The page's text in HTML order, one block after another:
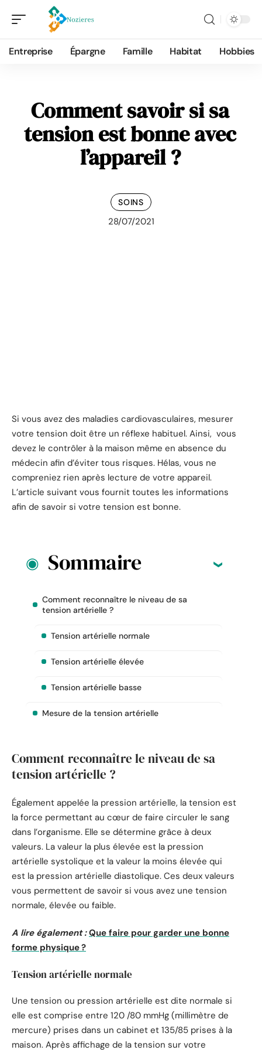
Entreprise Épargne Famille Habitat Hobbies
Comment savoir si sa
tension est bonne avec
l’appareil ?
SOINS
28/07/2021
Si vous avez des maladies cardiovasculaires, mesurer
votre tension doit être un réflexe habituel. Ainsi, vous
devez le contrôler à la maison même en absence du
médecin afin d’éviter tous risques. Hélas, vous ne
compreniez rien après lecture de votre appareil.
L’article suivant vous fournit toutes les informations
afin de savoir si votre tension est bonne.
Sommaire
Comment reconnaître le niveau de sa
tension artérielle ?
Tension artérielle normale
Tension artérielle élevée
Tension artérielle basse
Mesure de la tension artérielle
Comment reconnaître le niveau de sa
tension artérielle ?
Également appelée la pression artérielle, la tension est
la force permettant au cœur de faire circuler le sang
dans l’organisme. Elle se détermine grâce à deux
valeurs. La valeur la plus élevée est la pression
artérielle systolique et la valeur la moins élevée qui
est la pression artérielle diastolique. Ces deux valeurs
vous permettent de savoir si vous avez une tension
normale, élevée ou faible.
A lire également : Que faire pour garder une bonne
forme physique ?
Tension artérielle normale
Une tension ou pression artérielle est dite normale si
elle est comprise entre 120 /80 mmHg (millimètre de
mercure) prises dans un cabinet et 135/85 prises à la
maison. Après affichage de la tension sur votre